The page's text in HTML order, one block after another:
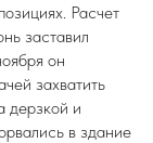
Расчет
заставил
он
захватить
дерзкой и
в здание